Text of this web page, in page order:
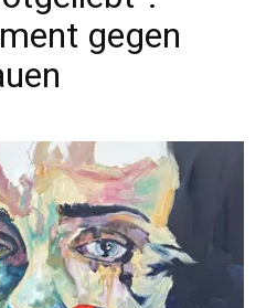
gegen